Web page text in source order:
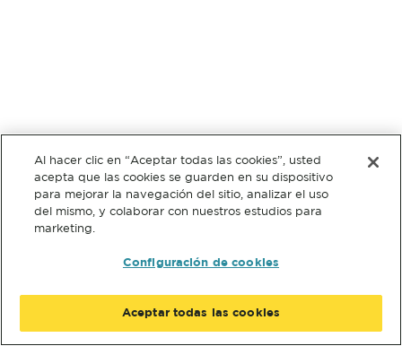
Al hacer clic en “Aceptar todas las cookies”, usted
acepta que las cookies se guarden en su dispositivo
para mejorar la navegación del sitio, analizar el uso
del mismo, y colaborar con nuestros estudios para
marketing.
Configuración de cookies
Aceptar todas las cookies